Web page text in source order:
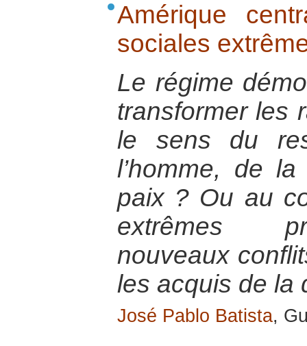
Amérique
sociales
Le régime
transformer les
le sens du
l’homme, de
paix ? Ou au
extrêmes
nouveaux
les acquis de la
José Pablo Batista,